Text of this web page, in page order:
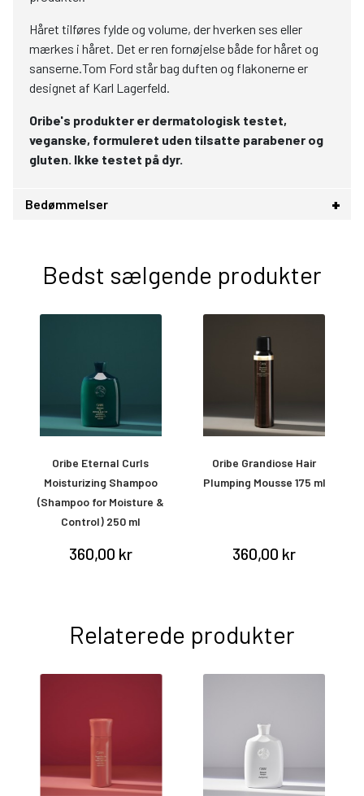
Håret tilføres fylde og volume, der hverken ses eller
mærkes i håret. Det er ren fornøjelse både for håret og
sanserne.Tom Ford står bag duften og flakonerne er
designet af Karl Lagerfeld.
Oribe's produkter er dermatologisk testet,
veganske, formuleret uden tilsatte parabener og
gluten. Ikke testet på dyr.
Bedømmelser
Bedst sælgende produkter
Oribe Eternal Curls
Moisturizing Shampoo
(Shampoo for Moisture &
Control) 250 ml
360,00 kr
Oribe Grandiose Hair
Plumping Mousse 175 ml
360,00 kr
Relaterede produkter